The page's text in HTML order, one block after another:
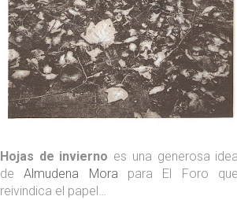
Hojas de invierno es una generosa idea
deAlmudena Mora para El Foro que
reivindica el papel…